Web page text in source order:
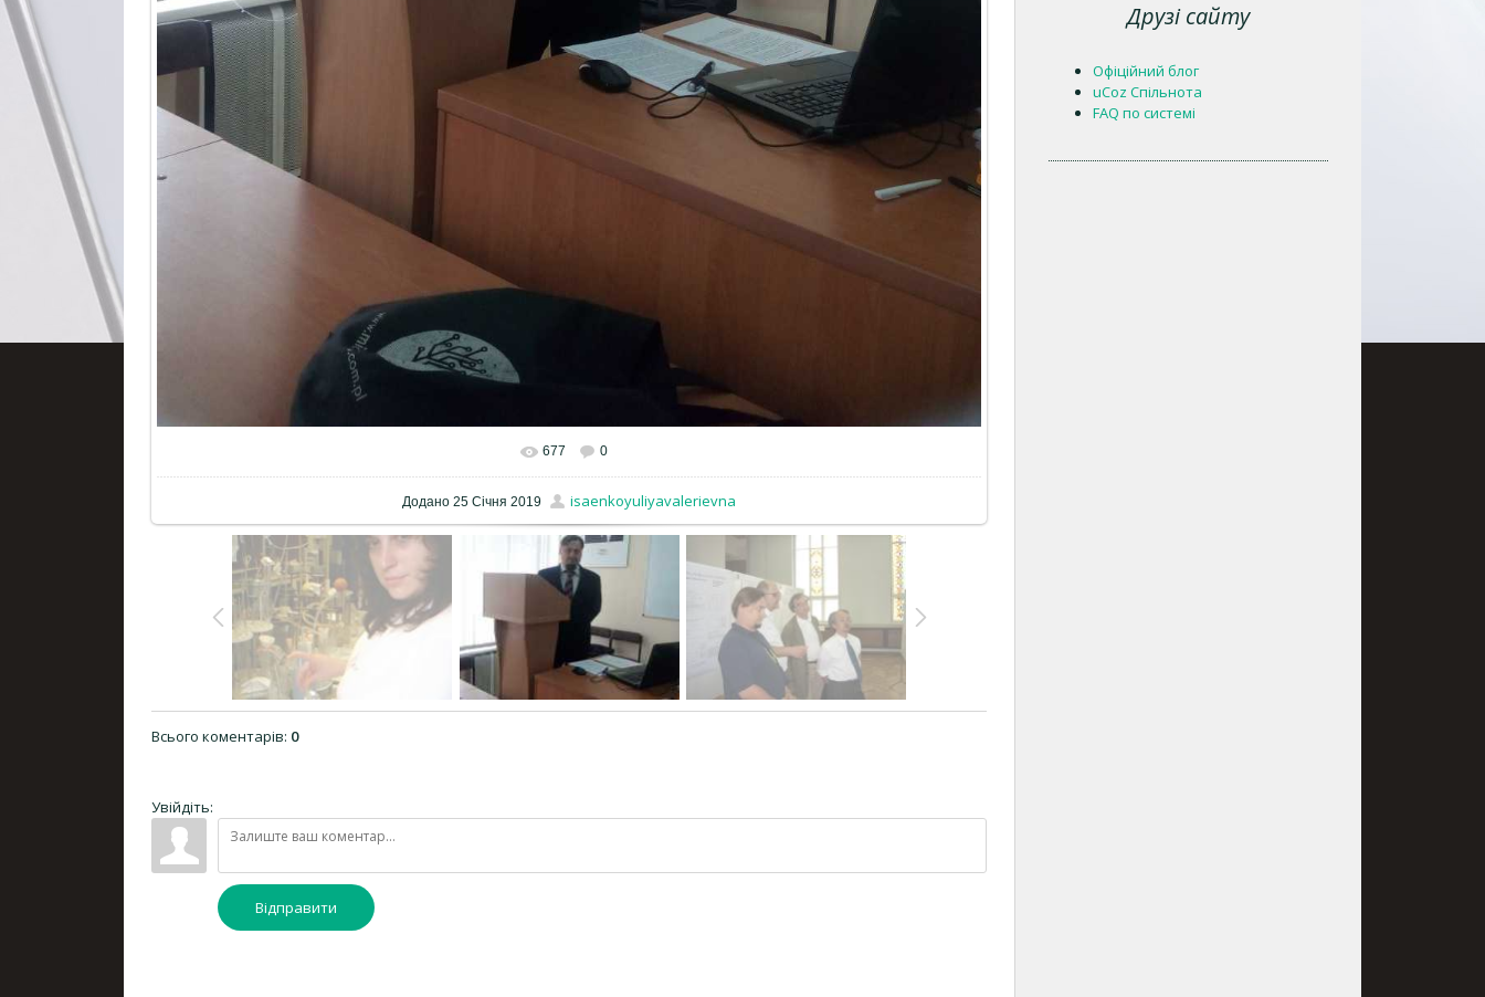
677 0
Додано 25 Січня 2019 isaenkoyuliyavalerievna
Всього коментарів: 0
Увійдіть:
Відправити
Друзі сайту
Офіційний блог
uCoz Спільнота
FAQ по системі